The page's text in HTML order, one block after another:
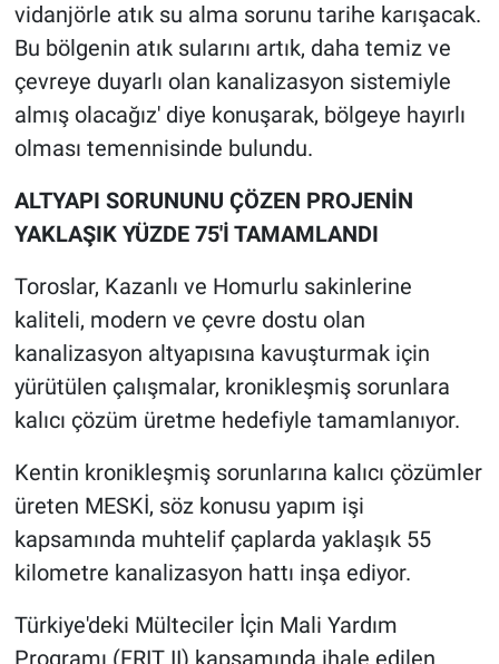
vidanjörle atık su alma sorunu tarihe karışacak.
Bu bölgenin atık sularını artık, daha temiz ve
çevreye duyarlı olan kanalizasyon sistemiyle
almış olacağız' diye konuşarak, bölgeye hayırlı
olması temennisinde bulundu.
ALTYAPI SORUNUNU ÇÖZEN PROJENİN
YAKLAŞIK YÜZDE 75'İ TAMAMLANDI
Toroslar, Kazanlı ve Homurlu sakinlerine
kaliteli, modern ve çevre dostu olan
kanalizasyon altyapısına kavuşturmak için
yürütülen çalışmalar, kronikleşmiş sorunlara
kalıcı çözüm üretme hedefiyle tamamlanıyor.
Kentin kronikleşmiş sorunlarına kalıcı çözümler
üreten MESKİ, söz konusu yapım işi
kapsamında muhtelif çaplarda yaklaşık 55
kilometre kanalizasyon hattı inşa ediyor.
Türkiye'deki Mülteciler İçin Mali Yardım